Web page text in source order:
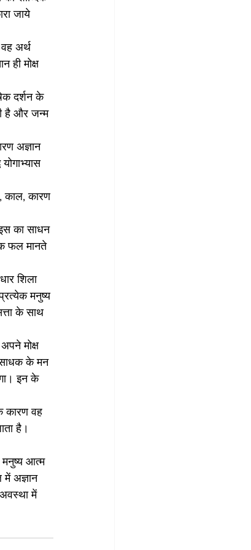
जाये
वह अर्थ
ही मोक्ष
दर्शन के
है और जन्म
अज्ञान
काल, कारण
का साधन
फल मानते
शिला
मनुष्य
के साथ
मोक्ष
साधक के मन
इन के
कारण वह
है।
मनुष्य आत्म
में अज्ञान
अवस्था में